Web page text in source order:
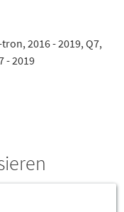
tron, 2016 - 2019, Q7,
- 2019